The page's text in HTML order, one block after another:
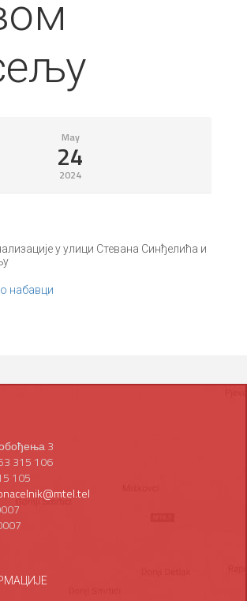
May
24
2024
у улици Стевана Синђелића и
набавци
3
315 106
105